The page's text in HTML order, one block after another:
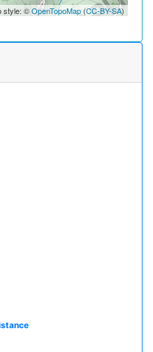
style: ©OpenTopoMap(CC-BY-SA)